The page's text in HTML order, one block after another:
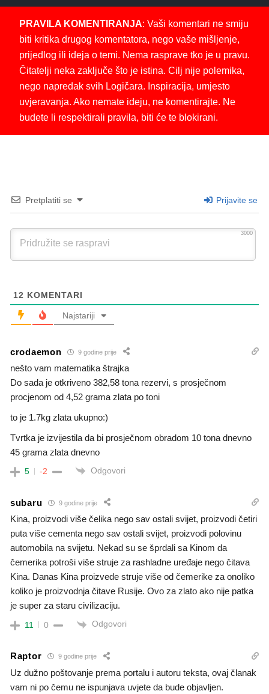
PRAVILA KOMENTIRANJA: Vaši komentari ne smiju
biti kritika drugog komentatora, nego vaše mišljenje,
prijedlog ili ideja o temi. Nema rasprave tko je u pravu.
Čitatelji neka zaključe što je istina. Cilj nije polemika,
nego napredak svih Logičara. Inspiracija, umjesto
uvjeravanja. Ako nemate ideju, ne komentirajte. Ne
budete li respektirali pravila, biti će te blokirani.
Pretplatiti se Prijavite se
3000
12 KOMENTARI
Najstariji
crodaemon 9 godine prije
nešto vam matematika štrajka
Do sada je otkriveno 382,58 tona rezervi, s prosječnom
procjenom od 4,52 grama zlata po toni
to je 1.7kg zlata ukupno:)
Tvrtka je izvijestila da bi prosječnom obradom 10 tona dnevno
45 grama zlata dnevno
5 -2 Odgovori
subaru 9 godine prije
Kina, proizvodi više čelika nego sav ostali svijet, proizvodi četiri
puta više cementa nego sav ostali svijet, proizvodi polovinu
automobila na svijetu. Nekad su se šprdali sa Kinom da
čemerika potroši više struje za rashladne uređaje nego čitava
Kina. Danas Kina proizvede struje više od čemerike za onoliko
koliko je proizvodnja čitave Rusije. Ovo za zlato ako nije patka
je super za staru civilizaciju.
11 0 Odgovori
Raptor 9 godine prije
Uz dužno poštovanje prema portalu i autoru teksta, ovaj članak
vam ni po čemu ne ispunjava uvjete da bude objavljen.